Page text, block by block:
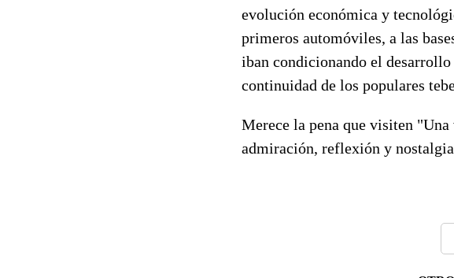
evolución económica y
primeros automóviles, a las
iban condicionando el desarrollo
continuidad de los populares
Merece la pena que visiten
admiración, reflexión y